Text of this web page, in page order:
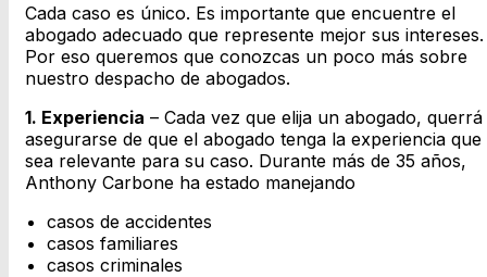
Cada caso es único. Es importante que encuentre el
abogado adecuado que represente mejor sus intereses.
Por eso queremos que conozcas un poco más sobre
nuestro despacho de abogados.
1. Experiencia – Cada vez que elija un abogado, querrá
asegurarse de que el abogado tenga la experiencia que
sea relevante para su caso. Durante más de 35 años,
Anthony Carbone ha estado manejando
casos de accidentes
casos familiares
casos criminales